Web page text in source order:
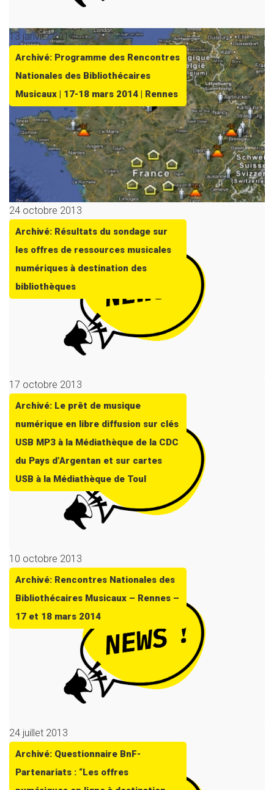
13 janvier 2014
Archivé: Programme des Rencontres
Nationales des Bibliothécaires
Musicaux | 17-18 mars 2014 | Rennes
24 octobre 2013
Archivé: Résultats du sondage sur
les offres de ressources musicales
numériques à destination des
bibliothèques
17 octobre 2013
Archivé: Le prêt de musique
numérique en libre diffusion sur clés
USB MP3 à la Médiathèque de la CDC
du Pays d’Argentan et sur cartes
USB à la Médiathèque de Toul
10 octobre 2013
Archivé: Rencontres Nationales des
Bibliothécaires Musicaux – Rennes –
17 et 18 mars 2014
24 juillet 2013
Archivé: Questionnaire BnF-
Partenariats : “Les offres